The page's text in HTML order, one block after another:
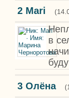
2 Mari
в
3 Олёна